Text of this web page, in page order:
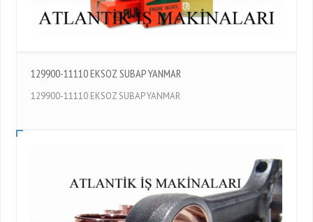
129900-11110 EKSOZ SUBAP YANMAR
129900-11110 EKSOZ SUBAP YANMAR